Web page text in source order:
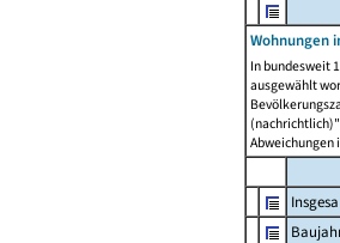
Wohnungen
In bundesweit
ausgewählt
Abweichungen